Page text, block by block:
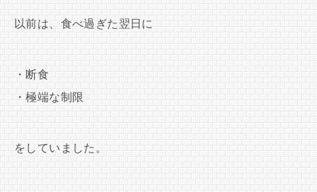
以前は、食べ過ぎた翌日に
・断食
・極端な制限
をしていました。